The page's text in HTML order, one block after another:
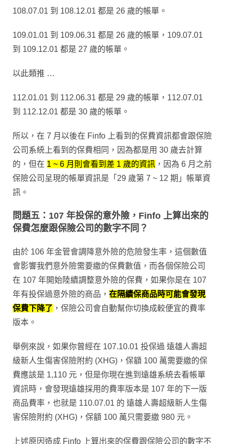
108.07.01 到 108.12.01 都是 26 歲的帳單。
109.01.01 到 109.06.31 都是 26 歲的帳單，109.07.01
到 109.12.01 都是 27 歲的帳單。
以此類推 …
112.01.01 到 112.06.31 都是 29 歲的帳單，112.07.01
到 112.12.01 都是 30 歲的帳單。
所以，在 7 月以後在 Finfo 上看到的保費資訊都會跟保險
公司系統上看到的保費相同，因為都是用 30 歲去計算
的，但在 1 ~ 6 月則會看到差 1 歲的資訊 ，因為 6 月之前
保險公司呈現的帳單資訊是「29 歲第 7 ~ 12 期」帳單資
訊。
問題五：107 年投保的意外險，Finfo 上算出來的
保費怎麼跟保險公司的數字不同？
由於 106 年金管會調降意外險的危險發生率 ，這個數值
會影響我們意外險需要繳的保費數值，而各個保險公司
在 107 年開始陸續調整意外險的保費，如果你是在 107
年有投保過意外險的商品， 在隔續保商品時可能會發現
保費下降了 ，保險公司會自動幫你切換成較便宜的費率
版本。
舉例來說，如果你曾經在 107.10.01 投保過 遠雄人壽超
級新人生傷害保險附約 (XHG) ，保額 100 萬需要繳的保
費應該是 1,110 元，但是你現在進到遠雄系統去看帳單
資訊時，會發現遠雄採用的費率版本是 107 年的下一版
商品費率，也就是 110.07.01 的 遠雄人壽超級新人生傷
害保險附約 (XHG) ，保額 100 萬只需要繳 980 元。
上述原因造成 Finfo 上算出來的保費跟保險公司的數字不